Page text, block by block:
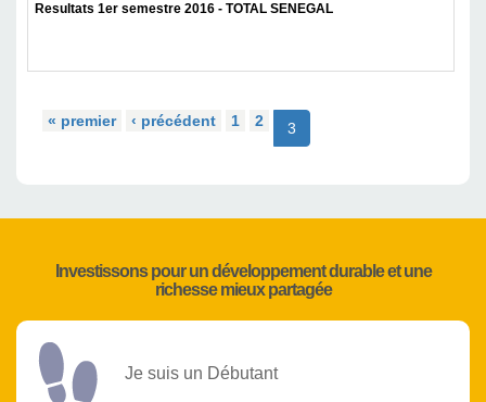
Resultats 1er semestre 2016 - TOTAL SENEGAL
« premier ‹ précédent 1 2 3
Investissons pour un développement durable et une
richesse mieux partagée
Je suis un Débutant